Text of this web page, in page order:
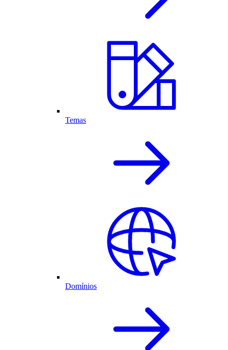
Temas
Domínios